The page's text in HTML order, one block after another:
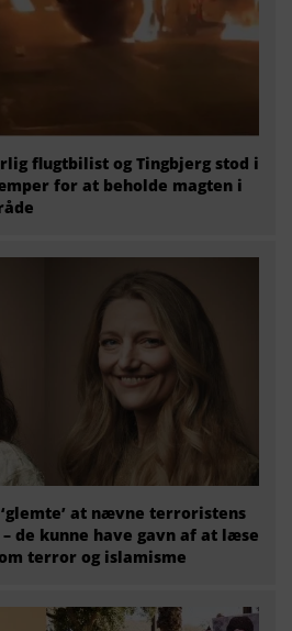
flugtbilist og Tingbjerg stod i
for at beholde magten i
at nævne terroristens
de kunne have gavn af at læse
terror og islamisme